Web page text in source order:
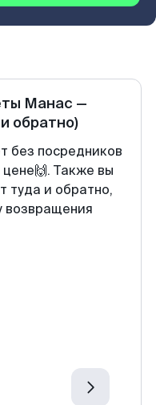
Манас —
обратно)
без посредников
Также вы
туда и обратно,
возвращения